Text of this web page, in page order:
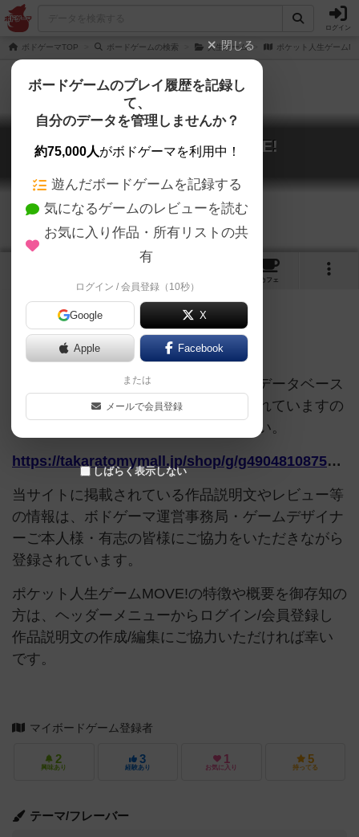
ログイン
ボドゲーマTOP ボードゲームの検索 人生ゲーム ポケット人生ゲーム
ポケット人生ゲームMOVE!
Pocket Jinsei Game Move!
カフェ
ご協力ください
このページは情報が不足しています。データベース
追加申請時に以下の参考URLが入力されていますの
で、よろしければこちらもご覧ください。
https://takaratomymall.jp/shop/g/g4904810875048/
当サイトに掲載されている作品説明文やレビュー等
の情報は、ボドゲーマ運営事務局・ゲームデザイナ
ーご本人様・有志の皆様にご協力をいただきながら
登録されています。
ポケット人生ゲームMOVE!の特徴や概要を御存知の
方は、ヘッダーメニューからログイン/会員登録し
作品説明文の作成/編集にご協力いただければ幸い
です。
マイボードゲーム登録者
2
興味あり
3
経験あり
1
お気に入り
5
持ってる
テーマ/フレーバー
閉じる
ボードゲームのプレイ履歴を記録し
て、
自分のデータを管理しませんか？
約75,000人がボドゲーマを利用中！
遊んだボードゲームを記録する
気になるゲームのレビューを読む
お気に入り作品・所有リストの共
有
ログイン / 会員登録（10秒）
Google X
Apple Facebook
または
メールで会員登録
しばらく表示しない